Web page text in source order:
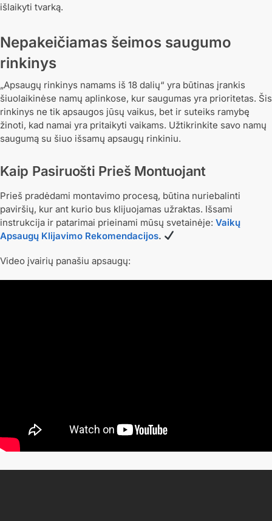
išlaikyti tvarką.
Nepakeičiamas šeimos saugumo
rinkinys
„Apsaugų rinkinys namams iš 18 dalių“ yra būtinas įrankis
šiuolaikinėse namų aplinkose, kur saugumas yra prioritetas. Šis
rinkinys ne tik apsaugos jūsų vaikus, bet ir suteiks ramybę
žinoti, kad namai yra pritaikyti vaikams. Užtikrinkite savo namų
saugumą su šiuo išsamų apsaugų rinkiniu.
Kaip Pasiruošti Prieš Montuojant
Prieš pradėdami montavimo procesą, būtina nuriebalinti
paviršių, kur ant kurio bus klijuojamas užraktas. Išsami
instrukcija ir patarimai prieinami mūsų svetainėje: Vaikų
Apsaugų Klijavimo Rekomendacijos.
Video įvairių panašiu apsaugų: